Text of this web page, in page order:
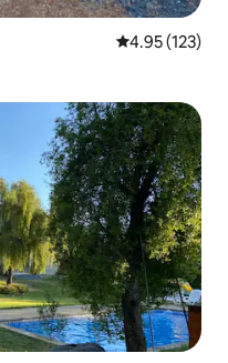
從 123 則評價
4.95 (123)